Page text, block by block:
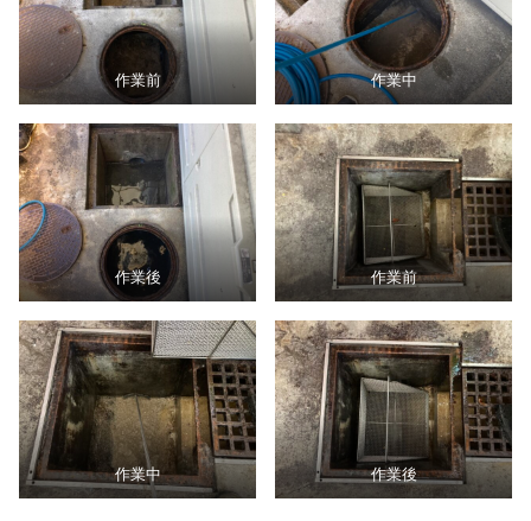
作業前 作業中
作業後 作業前
作業中 作業後